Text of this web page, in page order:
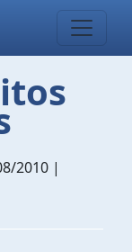
2010 |